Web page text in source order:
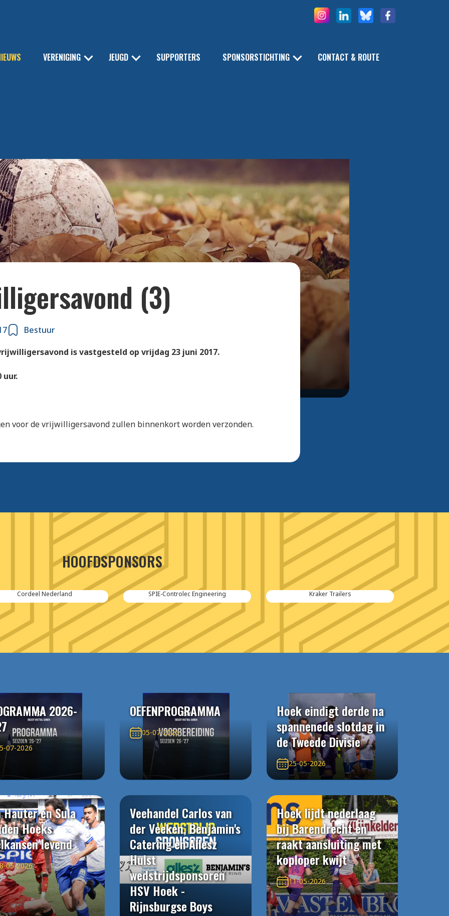
VERENIGING JEUGD SUPPORTERS SPONSORSTICHTING CONTACT & ROUTE
Bekijk alle foto's
(3)
Bestuur
is vastgesteld op vrijdag 23 juni 2017.
uur.
voor de vrijwilligersavond zullen binnenkort worden verzonden.
HOOFDSPONSORS
Cordeel Nederland SPIE-Controlec Engineering Kraker Trailers
2026-
07-2026
OEFENPROGRAMMA
05-07-2026
Hoek eindigt derde na
spannenede slotdag in
de Tweede Divisie
25-05-2026
Hauter en Sula
Hoeks
levend
05-2026
Veehandel Carlos van
der Veeken, Benjamin's
Catering en Allesz
Hulst
wedstrijdsponsoren
HSV Hoek -
Rijnsburgse Boys
Hoek lijdt nederlaag
bij Barendrecht en
raakt aansluiting met
koploper kwijt
11-05-2026